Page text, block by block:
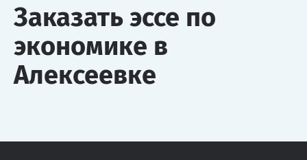
Заказать эссе по
экономике в
Алексеевке